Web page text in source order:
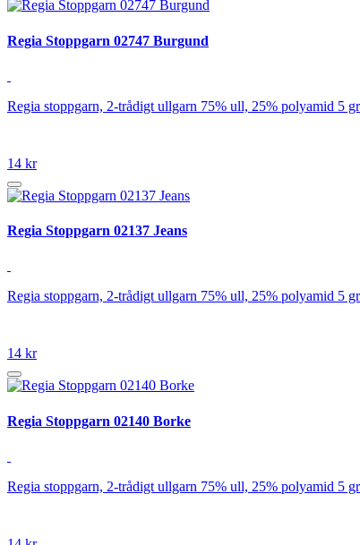
Regia Stoppgarn 02747 Burgund
Regia stoppgarn, 2-trådigt ullgarn 75% ull, 25% polyamid 5
14 kr
Regia Stoppgarn 02137 Jeans
Regia stoppgarn, 2-trådigt ullgarn 75% ull, 25% polyamid 5
14 kr
Regia Stoppgarn 02140 Borke
Regia stoppgarn, 2-trådigt ullgarn 75% ull, 25% polyamid 5